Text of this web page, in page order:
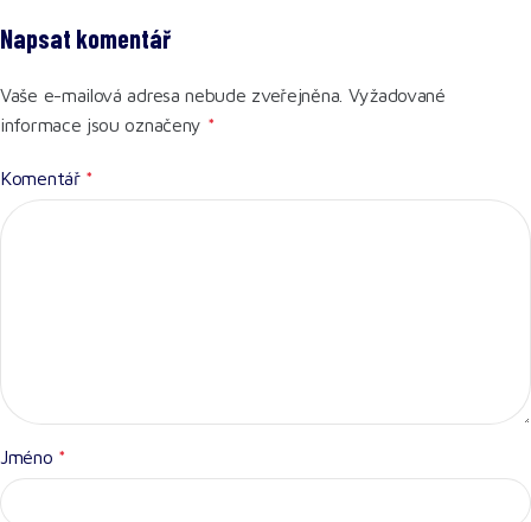
Napsat komentář
Vaše e-mailová adresa nebude zveřejněna. Vyžadované
informace jsou označeny *
Komentář *
Jméno *